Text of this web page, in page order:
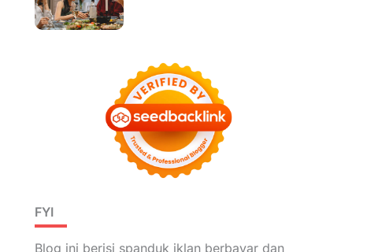
FYI
Blog ini berisi spanduk iklan berbayar dan